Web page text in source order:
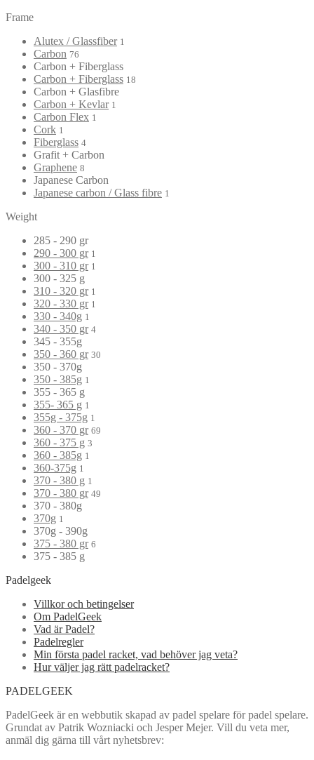
Frame
Alutex / Glassfiber 1
Carbon 76
Carbon + Fiberglass
Carbon + Fiberglass 18
Carbon + Glasfibre
Carbon + Kevlar 1
Carbon Flex 1
Cork 1
Fiberglass 4
Grafit + Carbon
Graphene 8
Japanese Carbon
Japanese carbon / Glass fibre 1
Weight
285 - 290 gr
290 - 300 gr 1
300 - 310 gr 1
300 - 325 g
310 - 320 gr 1
320 - 330 gr 1
330 - 340g 1
340 - 350 gr 4
345 - 355g
350 - 360 gr 30
350 - 370g
350 - 385g 1
355 - 365 g
355- 365 g 1
355g - 375g 1
360 - 370 gr 69
360 - 375 g 3
360 - 385g 1
360-375g 1
370 - 380 g 1
370 - 380 gr 49
370 - 380g
370g 1
370g - 390g
375 - 380 gr 6
375 - 385 g
Padelgeek
Villkor och betingelser
Om PadelGeek
Vad är Padel?
Padelregler
Min första padel racket, vad behöver jag veta?
Hur väljer jag rätt padelracket?
PADELGEEK
PadelGeek är en webbutik skapad av padel spelare för padel spelare.
Grundat av Patrik Wozniacki och Jesper Mejer. Vill du veta mer,
anmäl dig gärna till vårt nyhetsbrev: